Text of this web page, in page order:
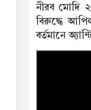
নীরব মোদি
বিরুদ্ধে
বর্তমানে